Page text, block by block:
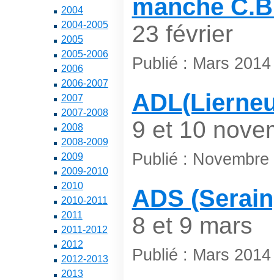
2004
2004-2005
2005
2005-2006
2006
2006-2007
2007
2007-2008
2008
2008-2009
2009
2009-2010
2010
2010-2011
2011
2011-2012
2012
2012-2013
2013
manche
23 février
Publié : Mars 2014
9 et 10
Publié : Novembre
ADS
8 et 9 mars
Publié : Mars 2014